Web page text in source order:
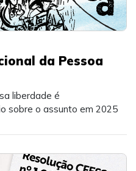
da Pessoa
liberdade é
sobre o assunto em 2025